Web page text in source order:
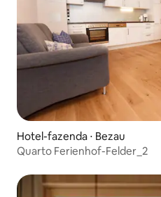
Hotel-fazenda ⋅ Bezau
Quarto Ferienhof-Felder_2